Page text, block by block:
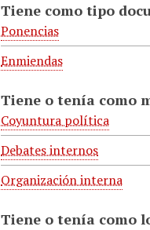
Tiene como tipo
Ponencias
Enmiendas
Tiene o tenía como
Coyuntura política
Debates internos
Organización interna
Tiene o tenía como